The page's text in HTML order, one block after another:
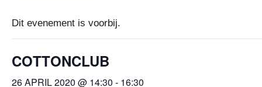
Dit evenement is voorbij.
COTTONCLUB
26 APRIL 2020 @ 14:30 - 16:30